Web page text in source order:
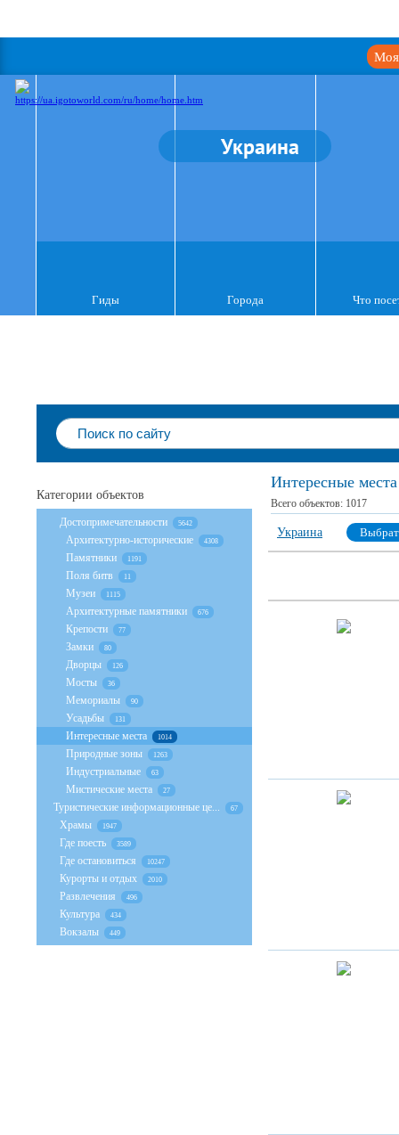
Моя
Украина
Гиды Города Что
Интересные
Всего объектов: 1017
Украина
Категории объектов
Достопримечательности 5642
Архитектурно-исторические 4308
Памятники 1191
Поля битв 11
Музеи 1115
Архитектурные памятники 676
Крепости 77
Замки 80
Дворцы 126
Мосты 36
Мемориалы 90
Усадьбы 131
Интересные места 1014
Природные зоны 1263
Индустриальные 63
Мистические места 27
Туристические информационные це... 67
Храмы 1947
Где поесть 3589
Где остановиться 10247
Курорты и отдых 2010
Развлечения 496
Культура 434
Вокзалы 449